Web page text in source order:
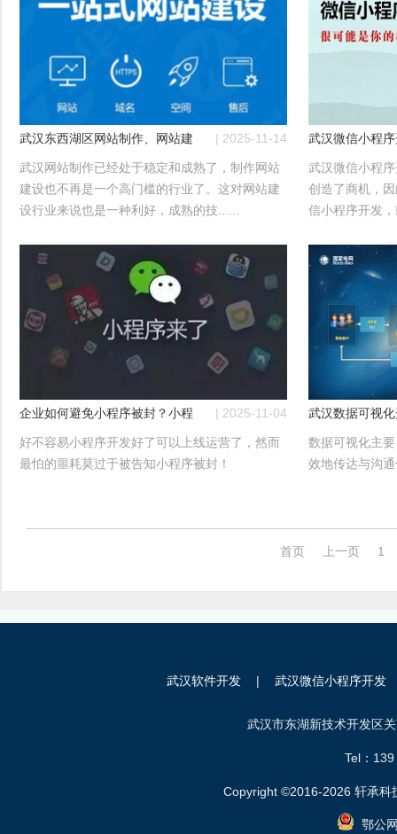
武汉东西湖区网站制作、网站建设公司哪家好？
| 2025-11-14
武汉网站制作已经处于稳定和成熟了，制作网站
建设也不再是一个高门槛的行业了。这对网站建
设行业来说也是一种利好，成熟的技......
武汉微信小程
武汉微信小程
创造了商机，
信小程序开发
企业如何避免小程序被封？小程序运营必知！
| 2025-11-04
好不容易小程序开发好了可以上线运营了，然而
最怕的噩耗莫过于被告知小程序被封！
武汉数据可视
数据可视化主
效地传达与沟
首页 上一页 1
武汉软件开发 | 武汉微信小程序开发
武汉市东湖新技术开发区
Tel：
Copyright ©2016-2026 轩承
鄂公